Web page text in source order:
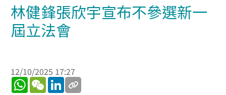
林健鋒張欣宇宣布不參選新一
屆立法會
12/10/2025 17:27
WhatsApp
WeChatLinkedIn